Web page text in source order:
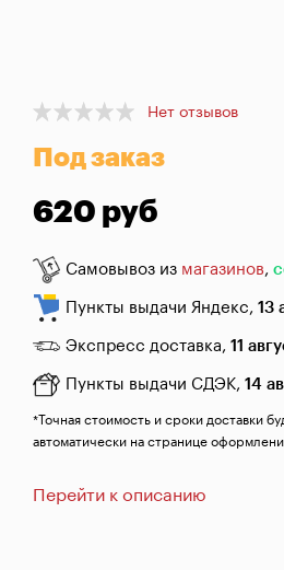
графины
Домашнее
консервирование
Коптильни
Адреса
магазинов
Отследить
звонок
Item
of
Нет отзывов
Под заказ
620 руб
Самовывоз из магазинов,
Пункты выдачи Яндекс, 13
Экспресс доставка, 11
Пункты выдачи СДЭК, 14
*Точная стоимость и сроки доставки
автоматически на странице
Перейти к описанию